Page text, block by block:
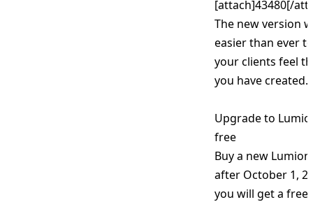
[attach]43480[/
The new version
easier than ever
your clients feel
you have created.
Upgrade to
free
Buy a new
after October 1,
you will get a free